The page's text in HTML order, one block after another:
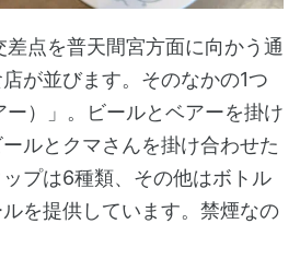
点を普天間宮方面に向かう通
が並びます。そのなかの1つ
ー）」。ビールとベアーを掛け
ルとクマさんを掛け合わせた
プは6種類、その他はボトル
を提供しています。禁煙なの